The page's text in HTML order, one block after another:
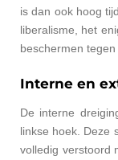
is dan ook hoog
liberalisme, het
beschermen
Interne en
De interne
linkse hoek. Deze
volledig verstoord